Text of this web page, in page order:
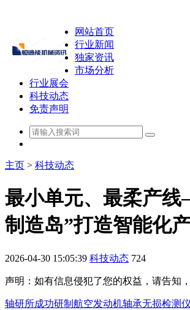
网站首页
行业新闻
独家资讯
市场分析
行业展会
科技动态
免责声明
主页 > 科技动态
最小单元、最柔产
制造岛”打造智能化
2026-04-30 15:05:39 科技动态 724
声明：如有信息侵犯了您的权益，请告知
轴研所成功研制航空发动机轴承无损检测